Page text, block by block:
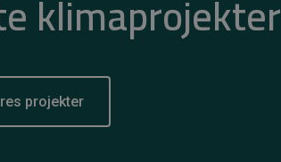
klimaprojekter
projekter